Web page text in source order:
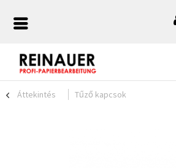
Áttekintés Tűző kapcsok